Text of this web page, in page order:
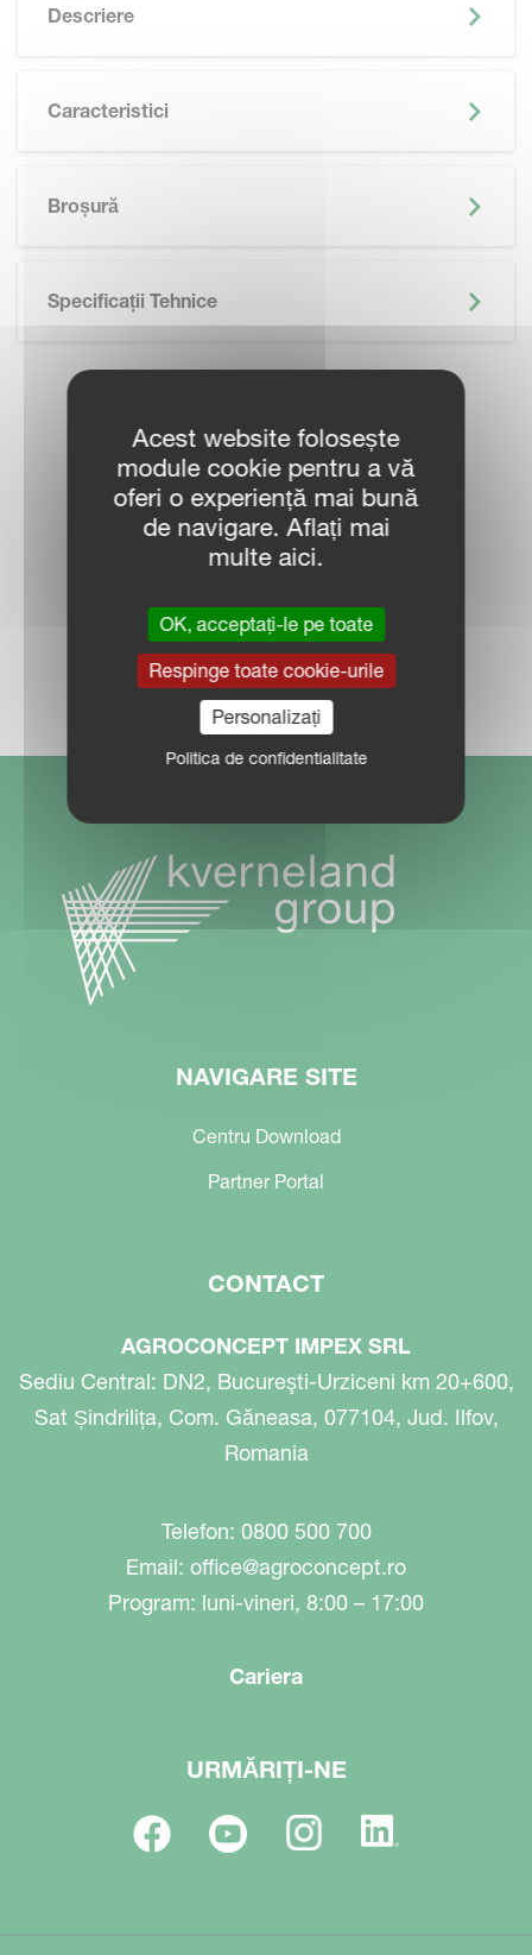
Descriere
Caracteristici
Broșură
Specificații Tehnice
CONTACTEAZĂ
REPREZENTANT
VÂNZĂRI
LOCALIZARE DEALER
NAVIGARE SITE
Centru Download
Partner Portal
CONTACT
AGROCONCEPT IMPEX SRL
Sediu Central: DN2, Bucureşti-Urziceni km 20+600,
Sat Șindrilița, Com. Găneasa, 077104, Jud. Ilfov,
Romania
Telefon: 0800 500 700
Email: office@agroconcept.ro
Program: luni-vineri, 8:00 – 17:00
Cariera
URMĂRIȚI-NE
Acest website folosește
module cookie pentru a vă
oferi o experiență mai bună
de navigare. Aflați mai
multe aici.
OK, acceptați-le pe toate
Respinge toate cookie-urile
Personalizați
Politica de confidentialitate